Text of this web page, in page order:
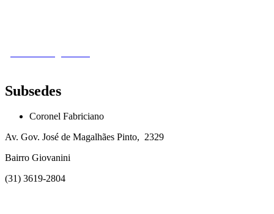
Subsedes
Coronel Fabriciano
Av. Gov. José de Magalhães Pinto, 2329
Bairro Giovanini
(31) 3619-2804